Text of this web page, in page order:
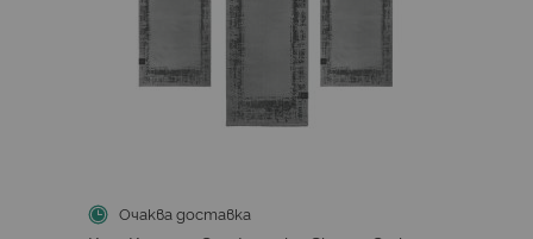
Очаква доставка